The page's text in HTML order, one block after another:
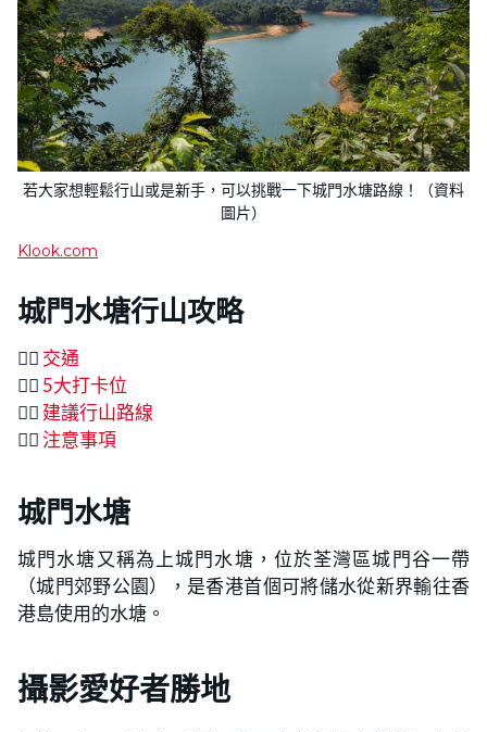
若大家想輕鬆行山或是新手，可以挑戰一下城門水塘路線！（資料
圖片）
Klook.com
城門水塘行山攻略
👉🏻 交通
👉🏻 5大打卡位
👉🏻 建議行山路線
👉🏻 注意事項
城門水塘
城門水塘又稱為上城門水塘，位於荃灣區城門谷一帶
（城門郊野公園），是香港首個可將儲水從新界輸往香
港島使用的水塘。
攝影愛好者勝地